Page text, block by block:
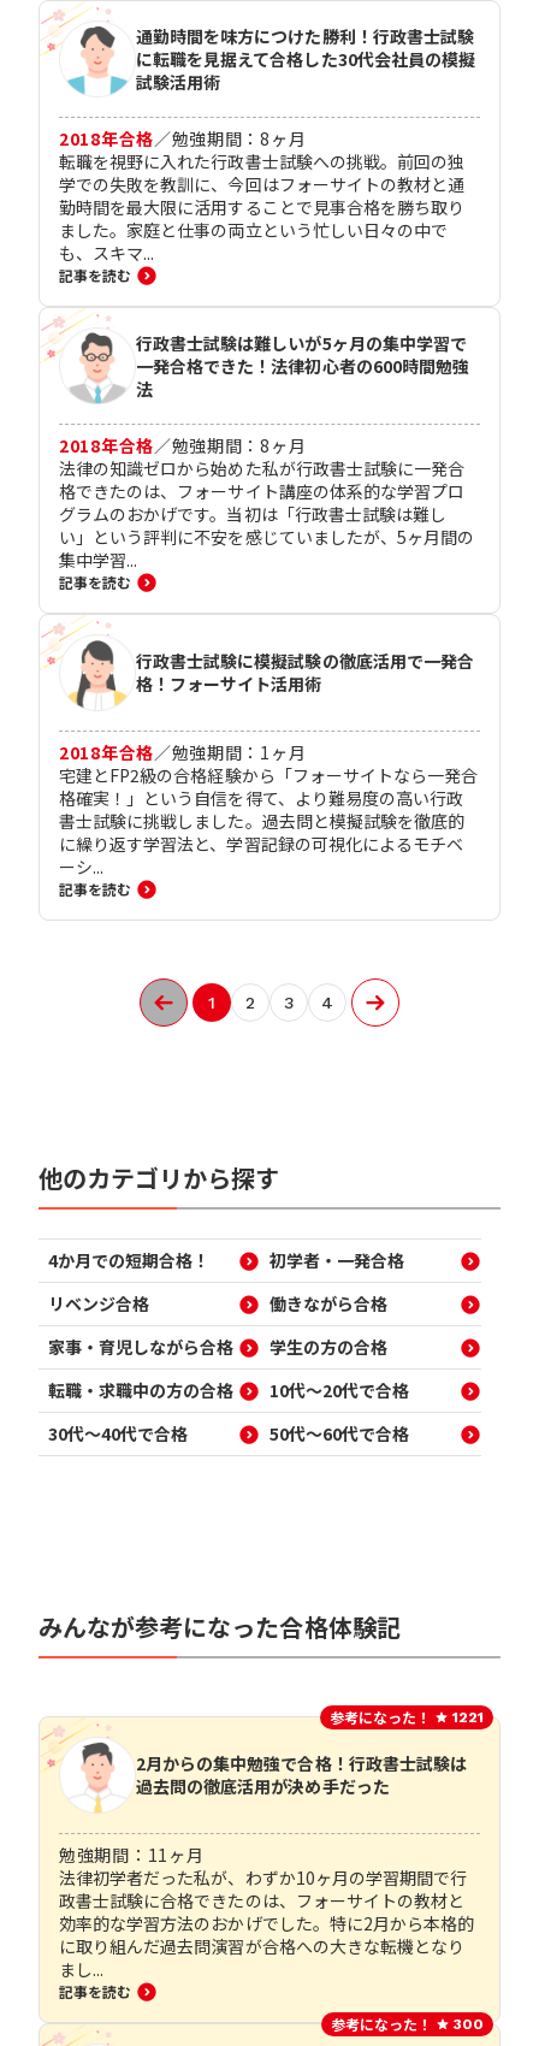
通勤時間を味方につけた勝利！行政書士試験
に転職を見据えて合格した30代会社員の模擬
試験活用術
2018年合格／勉強期間：8 ヶ月
転職を視野に入れた行政書士試験への挑戦。前回の独
学での失敗を教訓に、今回はフォーサイトの教材と通
勤時間を最大限に活用することで見事合格を勝ち取り
ました。家庭と仕事の両立という忙しい日々の中で
も、スキマ...
記事を読む
行政書士試験は難しいが5ヶ月の集中学習で
一発合格できた！法律初心者の600時間勉強
法
2018年合格／勉強期間：8 ヶ月
法律の知識ゼロから始めた私が行政書士試験に一発合
格できたのは、フォーサイト講座の体系的な学習プロ
グラムのおかげです。当初は「行政書士試験は難し
い」という評判に不安を感じていましたが、5ヶ月間の
集中学習...
記事を読む
行政書士試験に模擬試験の徹底活用で一発合
格！フォーサイト活用術
2018年合格／勉強期間： 1 ヶ月
宅建とFP2級の合格経験から「フォーサイトなら一発合
格確実！」という自信を得て、より難易度の高い行政
書士試験に挑戦しました。過去問と模擬試験を徹底的
に繰り返す学習法と、学習記録の可視化によるモチベ
ーシ...
記事を読む
1 2 3 4
他のカテゴリから探す
4か月での短期合格！ 初学者・一発合格
リベンジ合格 働きながら合格
家事・育児しながら合格 学生の方の合格
転職・求職中の方の合格 10代～20代で合格
30代～40代で合格 50代～60代で合格
みんなが参考になった合格体験記
参考になった！ 1221
2月からの集中勉強で合格！行政書士試験は
過去問の徹底活用が決め手だった
勉強期間： 11 ヶ月
法律初学者だった私が、わずか10ヶ月の学習期間で行
政書士試験に合格できたのは、フォーサイトの教材と
効率的な学習方法のおかげでした。特に2月から本格的
に取り組んだ過去問演習が合格への大きな転機となり
まし...
記事を読む
参考になった！ 300